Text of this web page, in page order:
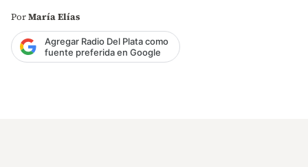
PorMaría Elías
Agregar Radio Del Plata como
fuente preferida en Google